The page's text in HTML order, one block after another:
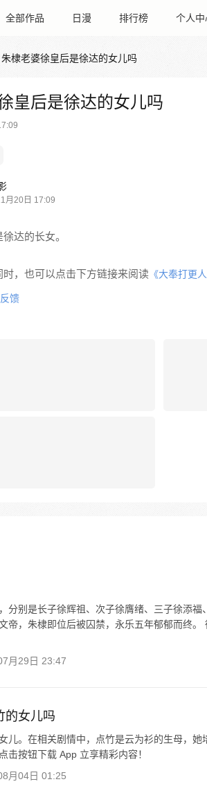
全部作品 日漫 排行榜 个人中
朱棣老婆徐皇后是徐达的女儿吗
皇后是徐达的女儿吗
月20日 17:09
达的长女。
，也可以点击下方链接来阅读 《大奉打更人
馈
分别是长子徐辉祖、次子徐膺绪、三子徐添
帝，朱棣即位后被囚禁，永乐五年郁郁而终
月29日 23:47
的女儿吗
儿。在相关剧情中，点竹是云为衫的生母，
击按钮下载 App 立享精彩内容！
月04日 01:25